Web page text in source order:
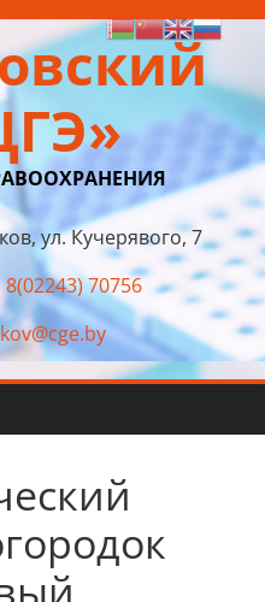
ул. Кучерявого, 7
8(02243) 70756